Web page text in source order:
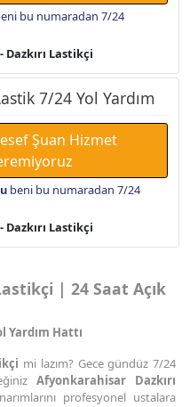
bu numaradan 7/24
Lastikçi
7/24 Yol Yardım
Şuan Hizmet
beni bu numaradan 7/24
Lastikçi
| 24 Saat Açık
Yardım Hattı
mi lazım? Gece gündüz 7/24
Afyonkarahisar Dazkırı
profesyonel ustalara